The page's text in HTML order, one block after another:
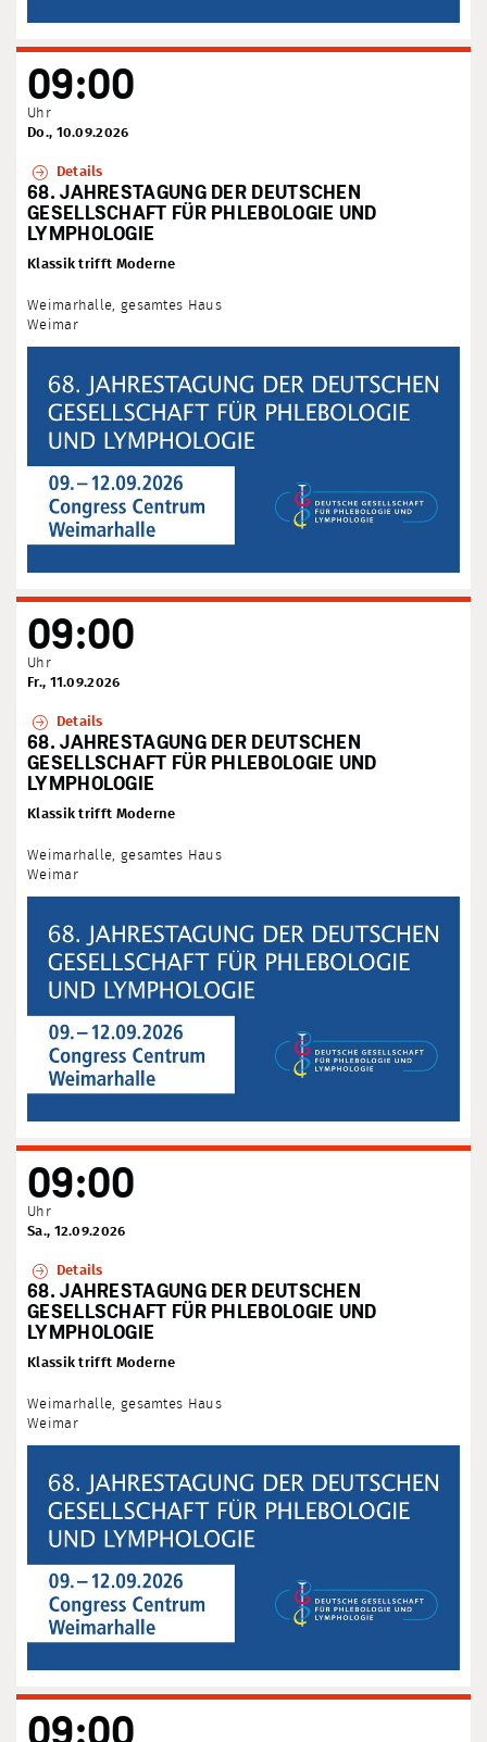
09:00
Uhr
Do., 10.09.2026
Details
68. JAHRESTAGUNG DER DEUTSCHEN
GESELLSCHAFT FÜR PHLEBOLOGIE UND
LYMPHOLOGIE
Klassik trifft Moderne
Weimarhalle, gesamtes Haus
Weimar
09:00
Uhr
Fr., 11.09.2026
Details
68. JAHRESTAGUNG DER DEUTSCHEN
GESELLSCHAFT FÜR PHLEBOLOGIE UND
LYMPHOLOGIE
Klassik trifft Moderne
Weimarhalle, gesamtes Haus
Weimar
09:00
Uhr
Sa., 12.09.2026
Details
68. JAHRESTAGUNG DER DEUTSCHEN
GESELLSCHAFT FÜR PHLEBOLOGIE UND
LYMPHOLOGIE
Klassik trifft Moderne
Weimarhalle, gesamtes Haus
Weimar